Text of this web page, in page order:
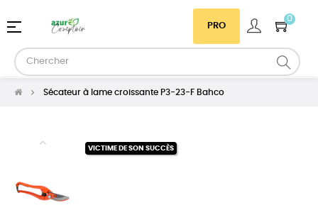
PRO
0
Basculer
navigation
☰
Sécateur à lame croissante P3-23-F Bahco
VICTIME DE SON SUCCÈS